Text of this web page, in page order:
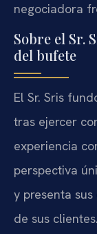
negociadora
Sobre el Sr.
del bufete
El Sr. Sris
tras ejercer
experiencia
perspectiva
y presenta
de sus